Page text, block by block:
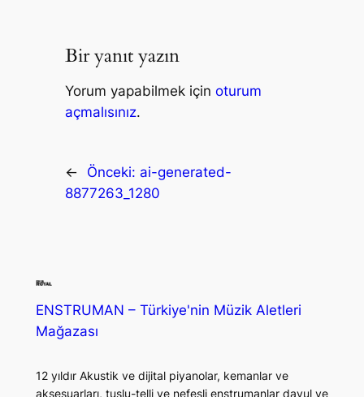
Bir yanıt yazın
Yorum yapabilmek için oturum
açmalısınız.
← Önceki: ai-generated-
8877263_1280
ENSTRUMAN – Türkiye'nin Müzik Aletleri
Mağazası
12 yıldır Akustik ve dijital piyanolar, kemanlar ve
aksesuarları, tuşlu-telli ve nefesli enstrumanlar davul ve